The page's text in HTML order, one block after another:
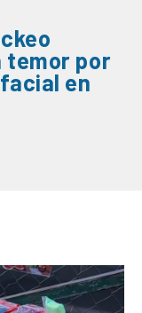
temor por
en